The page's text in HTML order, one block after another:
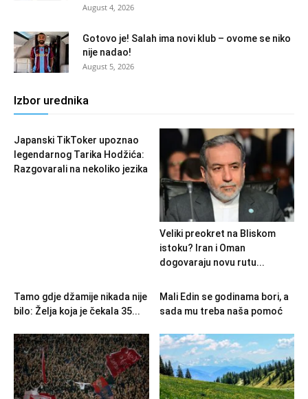
August 4, 2026
Gotovo je! Salah ima novi klub – ovome se niko
nije nadao!
August 5, 2026
Izbor urednika
Japanski TikToker upoznao
legendarnog Tarika Hodžića:
Razgovarali na nekoliko jezika
Veliki preokret na Bliskom
istoku? Iran i Oman
dogovaraju novu rutu...
Tamo gdje džamije nikada nije
bilo: Želja koja je čekala 35...
Mali Edin se godinama bori, a
sada mu treba naša pomoć